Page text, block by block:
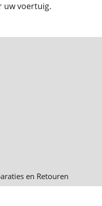
uw voertuig.
en Retouren